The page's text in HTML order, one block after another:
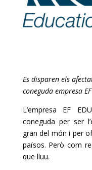
Es disparen els
coneguda empresa EF
L’empresa EF
coneguda per ser
gran del món i per
països. Però com
que lluu.